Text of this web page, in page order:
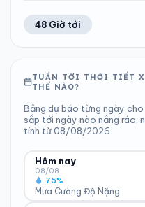
48 Giờ tới
TUẦN TỚI THỜI TIẾT
THẾ NÀO?
Bảng dự báo từng ngày cho
sắp tới ngày nào nắng ráo,
tính từ 08/08/2026.
Hôm nay
08/08
Mưa Cường Độ Nặng
75%